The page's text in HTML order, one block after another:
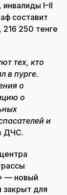
I–II
составит
250 тенге
тех, кто
в пурге.
о
о
и
ДЧС.
— новый
закрыт для